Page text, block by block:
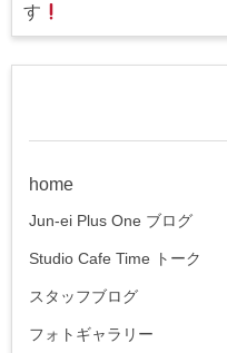
す
home
Jun-ei Plus One ブログ
Studio Cafe Time トーク
スタッフブログ
フォトギャラリー